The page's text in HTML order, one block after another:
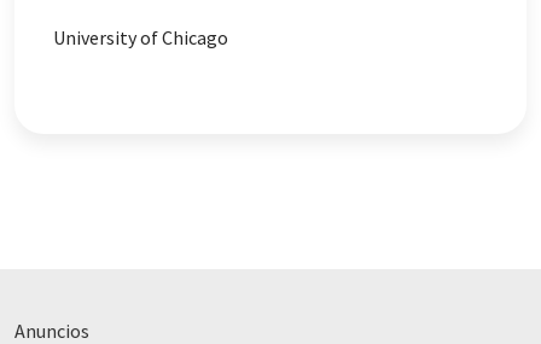
University of Chicago
Anuncios